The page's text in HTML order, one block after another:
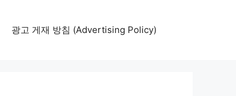
광고 게재 방침 (Advertising Policy)